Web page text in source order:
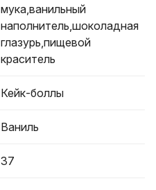
мука,ванильный
наполнитель,шоколадная
глазурь,пищевой
краситель
Кейк-боллы
Ваниль
37